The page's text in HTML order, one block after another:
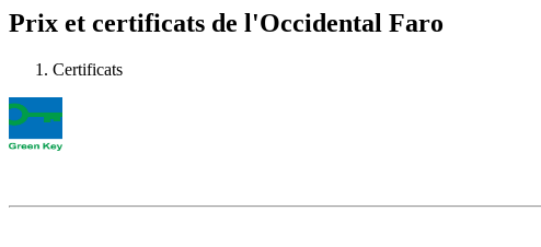
Prix et certificats de l'Occidental Faro
Certificats